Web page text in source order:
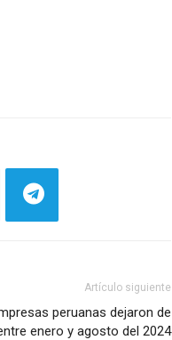
Artículo siguiente
peruanas dejaron de
enero y agosto del 2024